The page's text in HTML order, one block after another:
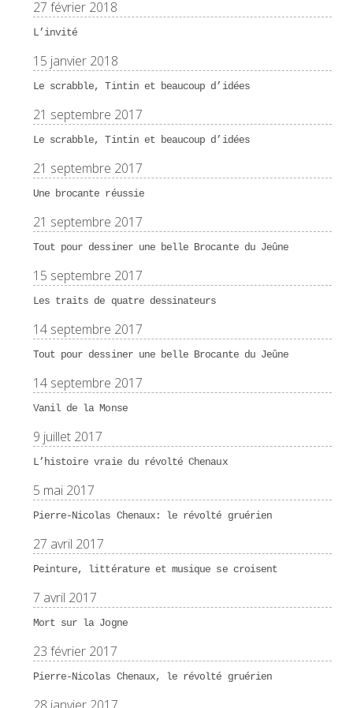
27 février 2018
L’invité
15 janvier 2018
Le scrabble, Tintin et beaucoup d’idées
21 septembre 2017
Le scrabble, Tintin et beaucoup d’idées
21 septembre 2017
Une brocante réussie
21 septembre 2017
Tout pour dessiner une belle Brocante du Jeûne
15 septembre 2017
Les traits de quatre dessinateurs
14 septembre 2017
Tout pour dessiner une belle Brocante du Jeûne
14 septembre 2017
Vanil de la Monse
9 juillet 2017
L’histoire vraie du révolté Chenaux
5 mai 2017
Pierre-Nicolas Chenaux: le révolté gruérien
27 avril 2017
Peinture, littérature et musique se croisent
7 avril 2017
Mort sur la Jogne
23 février 2017
Pierre-Nicolas Chenaux, le révolté gruérien